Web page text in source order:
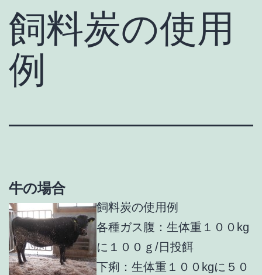
飼料炭の使用
例
牛の場合
飼料炭の使用例
各種ガス腹：生体重１００kg
に１００ｇ/日投餌
下痢：生体重１００kgに５０